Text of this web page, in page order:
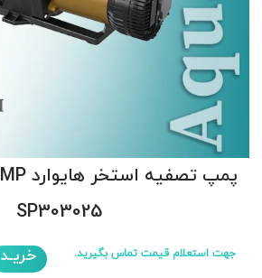
SP303025
جهت استعلام قیمت تماس بگیرید. خریـد